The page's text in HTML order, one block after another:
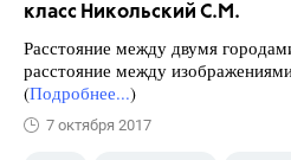
класс Никольский С.М.
Расстояние между двумя
расстояние между
(Подробнее...)
7 октября 2017